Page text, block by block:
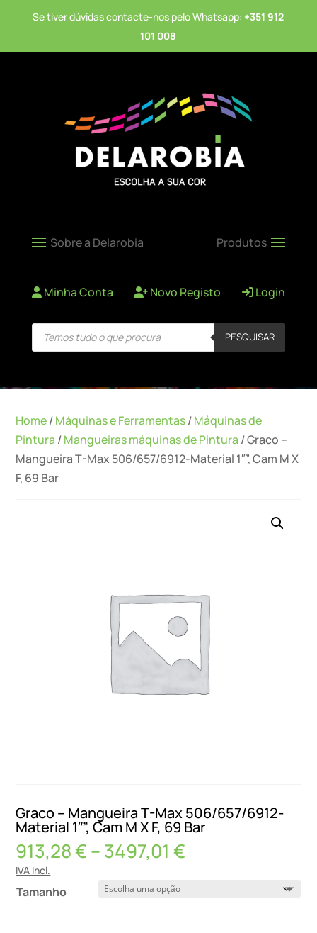
Se tiver dúvidas contacte-nos pelo Whatsapp: +351 912
101 008
Minha Conta Novo Registo Login
Products
search PESQUISAR
Home/Máquinas e Ferramentas/Máquinas de
Pintura /Mangueiras máquinas de Pintura / Graco –
Mangueira T-Max 506/657/6912-Material 1″”, Cam M X
F, 69 Bar
Graco – Mangueira T-Max 506/657/6912-
Material 1″”, Cam M X F, 69 Bar
913,28€–3497,01€
IVA Incl.
Tamanho